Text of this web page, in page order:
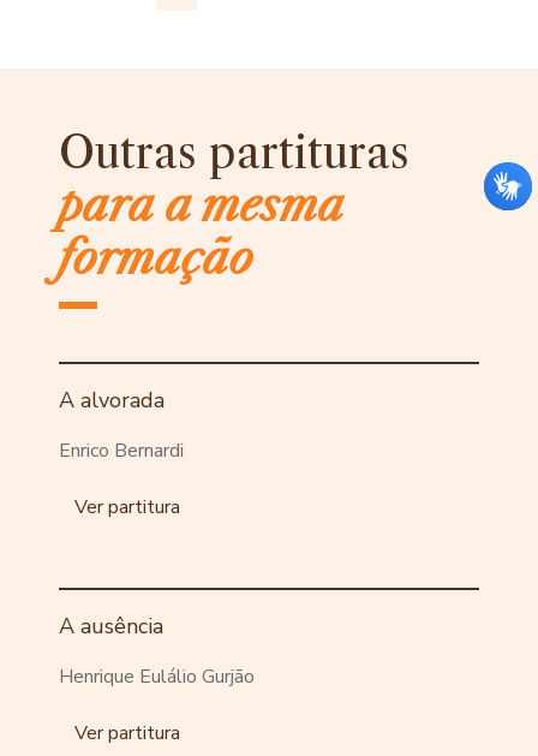
Outras partituras
para a mesma
formação
A alvorada
Enrico Bernardi
Ver partitura
A ausência
Henrique Eulálio Gurjão
Ver partitura